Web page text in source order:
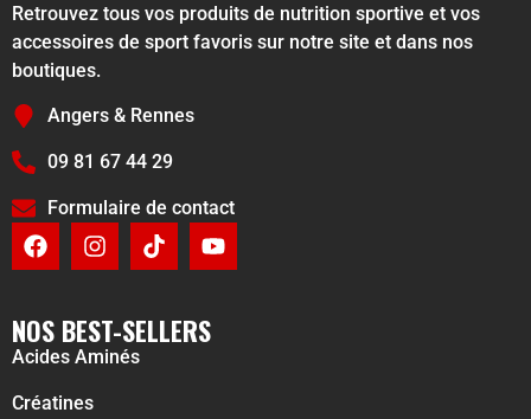
Retrouvez tous vos produits de nutrition sportive et vos
accessoires de sport favoris sur notre site et dans nos
boutiques.
Angers & Rennes
09 81 67 44 29
Formulaire de contact
NOS BEST-SELLERS
Acides Aminés
Créatines